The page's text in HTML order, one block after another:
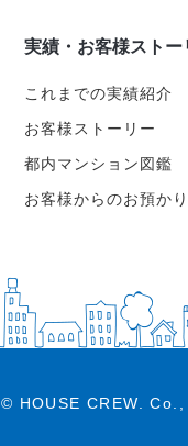
実績・お客様ストー
これまでの実績紹介
お客様ストーリー
都内マンション図鑑
お客様からのお預か
© HOUSE CREW.